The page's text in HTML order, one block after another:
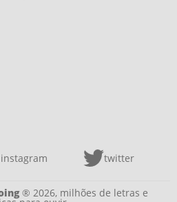
instagram twitter
® 2026, milhões de letras e